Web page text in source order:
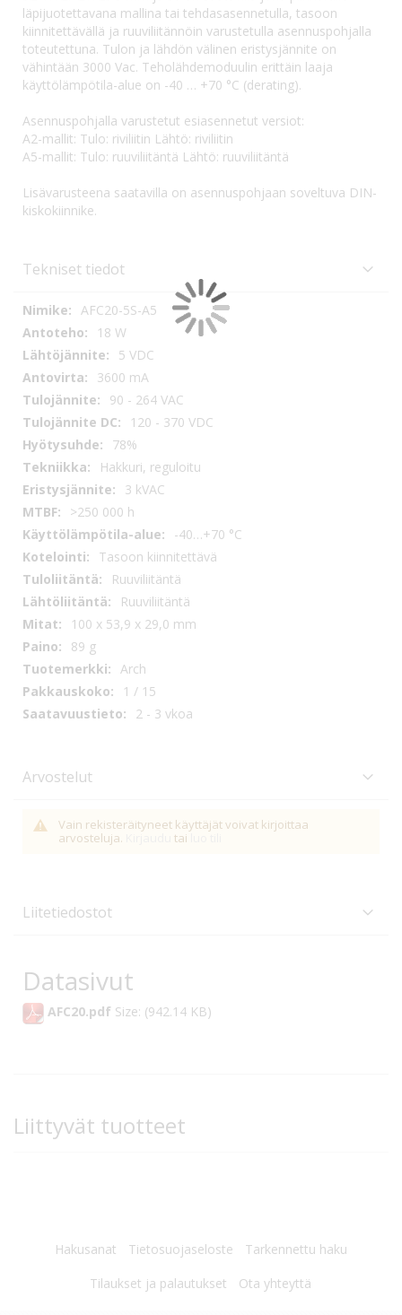
läpijuotettavana mallina tai tehdasasennetulla, tasoon
kiinnitettävällä ja ruuviliitännöin varustetulla asennuspohjalla
toteutettuna. Tulon ja lähdön välinen eristysjännite on
vähintään 3000 Vac. Teholähdemoduulin erittäin laaja
käyttölämpötila-alue on -40 … +70 °C (derating).
Asennuspohjalla varustetut esiasennetut versiot:
A2-mallit: Tulo: riviliitin Lähtö: riviliitin
A5-mallit: Tulo: ruuviliitäntä Lähtö: ruuviliitäntä
Lisävarusteena saatavilla on asennuspohjaan soveltuva DIN-
kiskokiinnike.
Tekniset tiedot
Tekniset
tiedot
AFC20-5S-A5
18 W
5 VDC
3600 mA
90 - 264 VAC
120 - 370 VDC
78%
Hakkuri, reguloitu
3 kVAC
>250 000 h
-40…+70 °C
Tasoon kiinnitettävä
Ruuviliitäntä
Ruuviliitäntä
100 x 53,9 x 29,0 mm
89 g
Arch
1 / 15
2 - 3 vkoa
Arvostelut
Vain rekisteräityneet käyttäjät voivat kirjoittaa
arvosteluja.
tai
Liitetiedostot
Datasivut
AFC20.pdf Size: (942.14 KB)
Liittyvät tuotteet
Hakusanat Tietosuojaseloste
Tarkennettu haku
Tilaukset ja palautukset
Ota yhteyttä